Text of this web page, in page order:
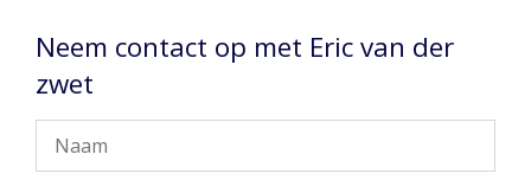
Neem contact op met Eric van der
zwet